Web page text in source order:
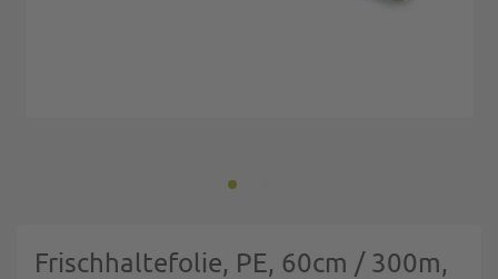
Frischhaltefolie, PE, 60cm / 300m,